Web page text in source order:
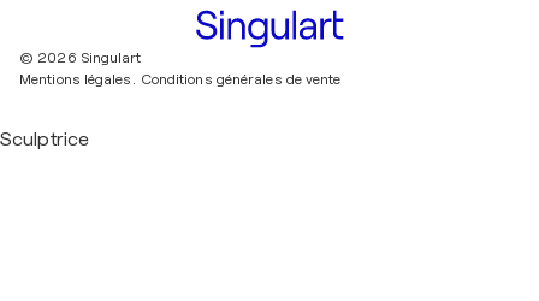
© 2026 Singulart
Mentions légales. Conditions générales de vente
Sculptrice